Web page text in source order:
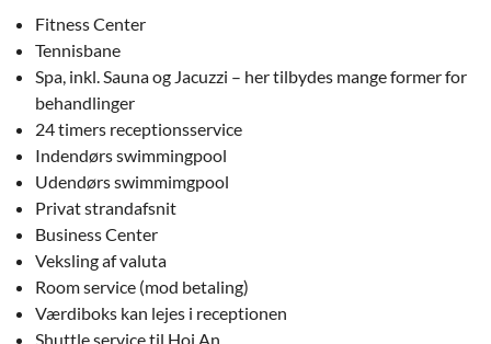
Fitness Center
Tennisbane
Spa, inkl. Sauna og Jacuzzi – her tilbydes mange former for
behandlinger
24 timers receptionsservice
Indendørs swimmingpool
Udendørs swimmimgpool
Privat strandafsnit
Business Center
Veksling af valuta
Room service (mod betaling)
Værdiboks kan lejes i receptionen
Shuttle service til Hoi An